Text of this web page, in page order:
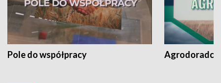
Pole do współpracy Agrodoradcy